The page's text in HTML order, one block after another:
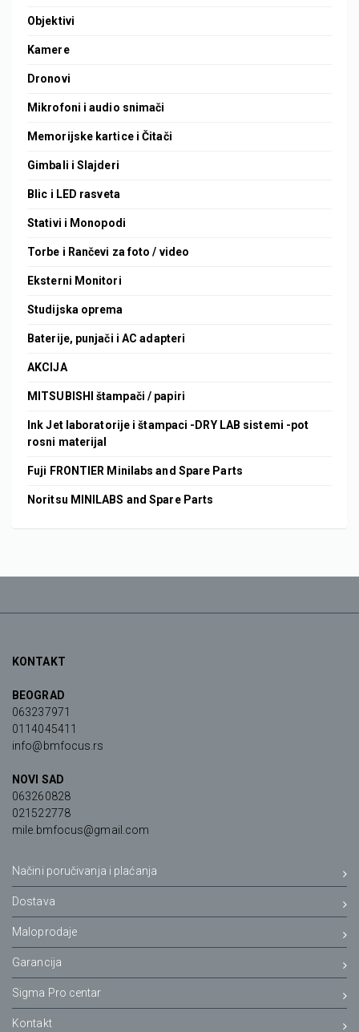
Objektivi
Kamere
Dronovi
Mikrofoni i audio snimači
Memorijske kartice i Čitači
Gimbali i Slajderi
Blic i LED rasveta
Stativi i Monopodi
Torbe i Rančevi za foto / video
Eksterni Monitori
Studijska oprema
Baterije, punjači i AC adapteri
AKCIJA
MITSUBISHI štampači / papiri
Ink Jet laboratorije i štampaci -DRY LAB sistemi -pot
rosni materijal
Fuji FRONTIER Minilabs and Spare Parts
Noritsu MINILABS and Spare Parts
KONTAKT
BEOGRAD
063237971
0114045411
info@bmfocus.rs
NOVI SAD
063260828
021522778
mile.bmfocus@gmail.com
Načini poručivanja i plaćanja
Dostava
Maloprodaje
Garancija
Sigma Pro centar
Kontakt